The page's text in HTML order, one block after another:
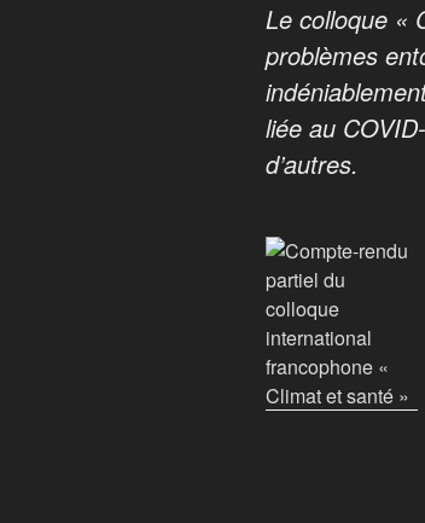
Le colloque «
problèmes
liée au
d’autres.